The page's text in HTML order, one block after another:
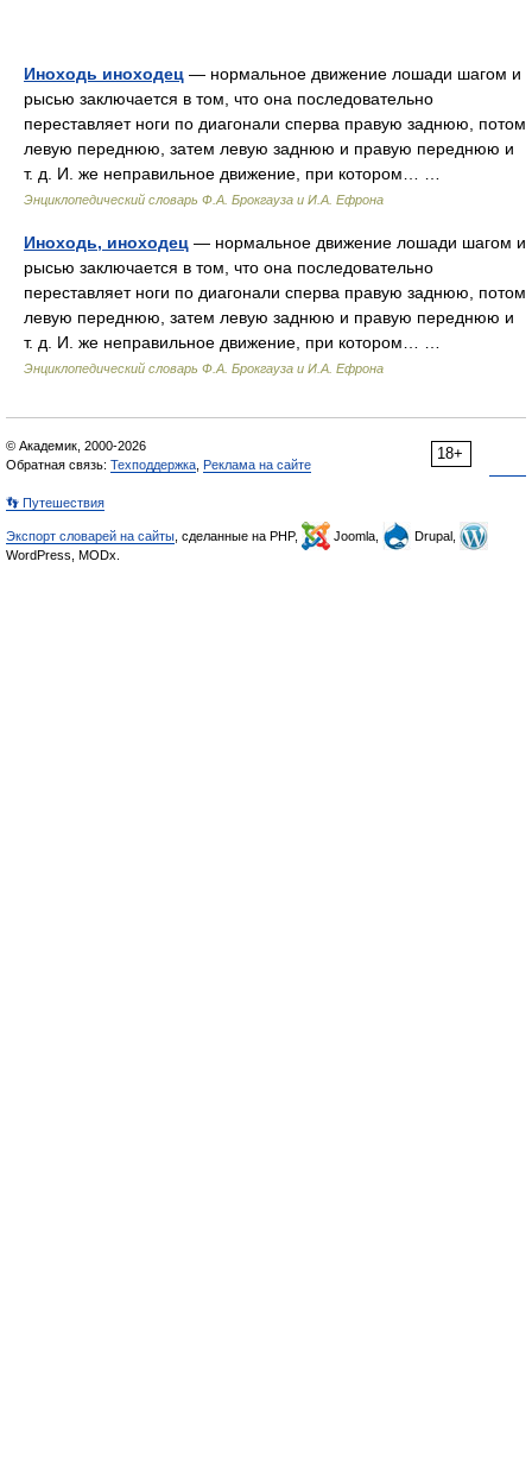
Иноходь иноходец — нормальное движение лошади шагом и
рысью заключается в том, что она последовательно
переставляет ноги по диагонали сперва правую заднюю, потом
левую переднюю, затем левую заднюю и правую переднюю и
т. д. И. же неправильное движение, при котором… …
Энциклопедический словарь Ф.А. Брокгауза и И.А. Ефрона
Иноходь, иноходец — нормальное движение лошади шагом и
рысью заключается в том, что она последовательно
переставляет ноги по диагонали сперва правую заднюю, потом
левую переднюю, затем левую заднюю и правую переднюю и
т. д. И. же неправильное движение, при котором… …
Энциклопедический словарь Ф.А. Брокгауза и И.А. Ефрона
18+
© Академик, 2000-2026
Обратная связь: Техподдержка Реклама на сайте
👣 Путешествия
Экспорт словарей на сайты , сделанные на PHP, Joomla,
Drupal,
WordPress, MODx.